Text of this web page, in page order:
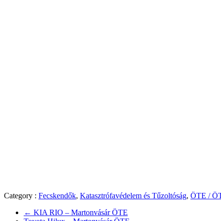
Category : Fecskendők, Katasztrófavédelem és Tűzoltóság, ÖTE /
← KIA RIO – Martonvásár ÖTE